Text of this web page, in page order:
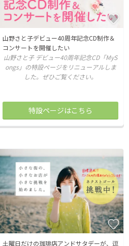
山野さと子デビュー40周年記念CD制作＆
コンサートを開催したい
山野さと子 デビュー40周年記念CD「MyS
ongs」の特設ページをリニューアルしま
した。ぜひご覧ください。
特設ページはこちら
土曜日だけの珈琲店アンドサタデーが、逗